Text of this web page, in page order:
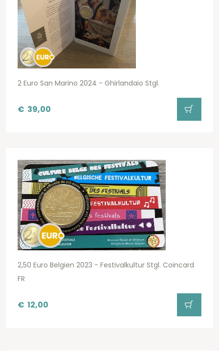
2 Euro San Marino 2024 - Ghirlandaio Stgl.
€ 39,00
2,50 Euro Belgien 2023 - Festivalkultur Stgl. Coincard
FR
€ 12,00